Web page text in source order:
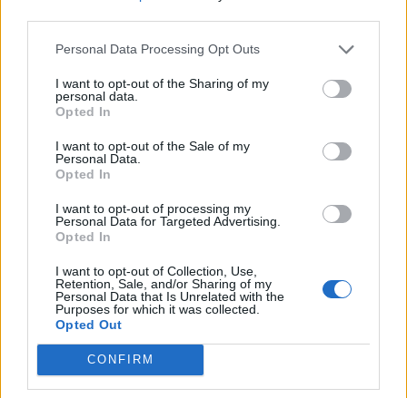
Personal Data Processing Opt Outs
I want to opt-out of the Sharing of my
personal data.
Opted In
I want to opt-out of the Sale of my
Personal Data.
Opted In
I want to opt-out of processing my
Personal Data for Targeted Advertising.
Opted In
I want to opt-out of Collection, Use,
Retention, Sale, and/or Sharing of my
Personal Data that Is Unrelated with the
Purposes for which it was collected.
Opted Out
CONFIRM
Πέντε απλές ασκήσεις με βαράκια για
να γυμνάσετε όλο σας το σώμα
Χρησιμοποιώντας μόνο δύο βαράκια μπορείτε να
γυμνάσετε πολλές διαφορετικές μυϊκές ομάδες και
μάλιστα στην άνεση του σπιτιού σας!